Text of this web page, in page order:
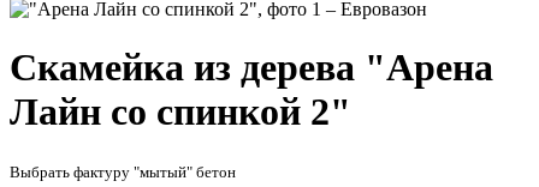
Скамейка из дерева "Арена
Лайн со спинкой 2"
Выбрать фактуру "мытый" бетон